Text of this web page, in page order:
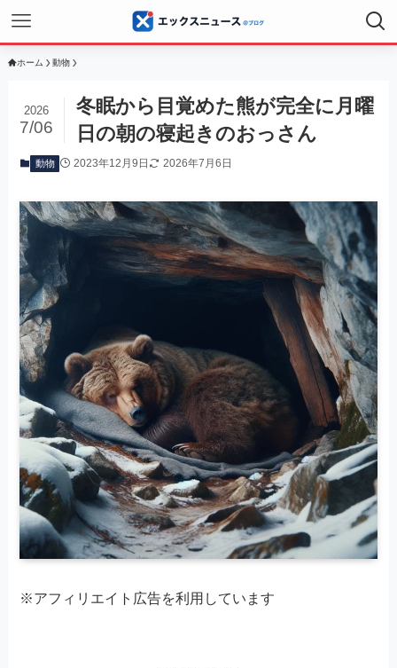
ホーム 動物
冬眠から目覚めた熊が完全に月曜
日の朝の寝起きのおっさん
2026
7/06
動物 2023年12月9日 2026年7月6日
※アフィリエイト広告を利用しています